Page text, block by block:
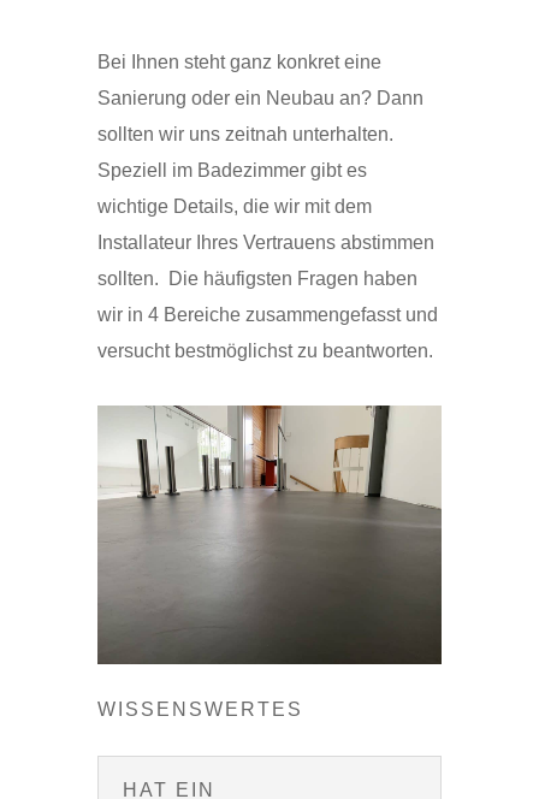
Bei Ihnen steht ganz konkret eine
Sanierung oder ein Neubau an? Dann
sollten wir uns zeitnah unterhalten.
Speziell im Badezimmer gibt es
wichtige Details, die wir mit dem
Installateur Ihres Vertrauens abstimmen
sollten. Die häufigsten Fragen haben
wir in 4 Bereiche zusammengefasst und
versucht bestmöglichst zu beantworten.
WISSENSWERTES
HAT EIN